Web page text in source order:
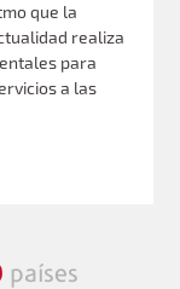
que la
realiza
para
a las
países